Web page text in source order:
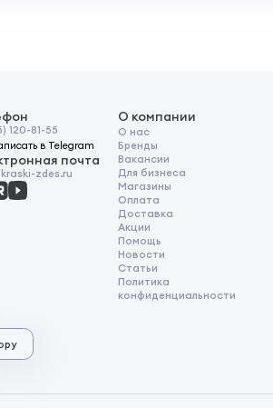
120-81-55
в Telegram
почта
zdes.ru
О компании
О нас
Бренды
Вакансии
Для бизнеса
Магазины
Оплата
Доставка
Акции
Помощь
Новости
Статьи
Политика
конфиденциальности